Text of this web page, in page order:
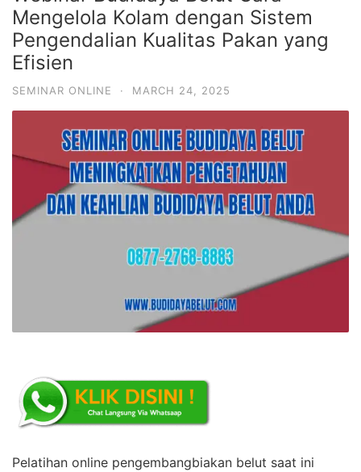
Mengelola Kolam dengan Sistem
Pengendalian Kualitas Pakan yang
Efisien
SEMINAR ONLINE · MARCH 24, 2025
Pelatihan online pengembangbiakan belut saat ini